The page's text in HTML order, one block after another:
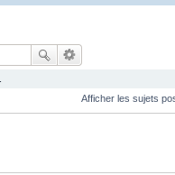
Afficher les sujets